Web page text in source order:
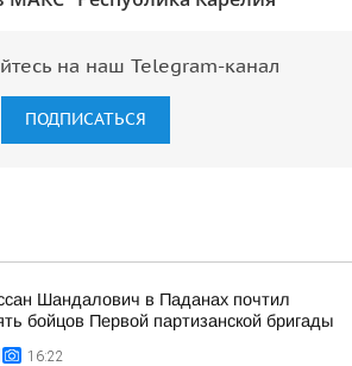
на наш Telegram-канал
ПОДПИСАТЬСЯ
Шандалович в Паданах почтил
бойцов Первой партизанской бригады
16:22